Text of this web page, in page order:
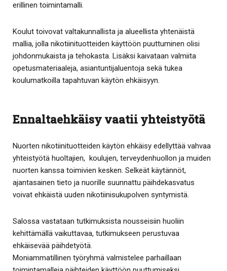
erillinen toimintamalli.
Koulut toivovat valtakunnallista ja alueellista yhtenäistä
mallia, jolla nikotiinituotteiden käyttöön puuttuminen olisi
johdonmukaista ja tehokasta. Lisäksi kaivataan valmiita
opetusmateriaaleja, asiantuntijaluentoja sekä tukea
koulumatkoilla tapahtuvan käytön ehkäisyyn.
Ennaltaehkäisy vaatii yhteistyötä
Nuorten nikotiinituotteiden käytön ehkäisy edellyttää vahvaa
yhteistyötä huoltajien, koulujen, terveydenhuollon ja muiden
nuorten kanssa toimivien kesken. Selkeät käytännöt,
ajantasainen tieto ja nuorille suunnattu päihdekasvatus
voivat ehkäistä uuden nikotiinisukupolven syntymistä.
Salossa vastataan tutkimuksista nousseisiin huoliin
kehittämällä vaikuttavaa, tutkimukseen perustuvaa
ehkäisevää päihdetyötä.
Moniammatillinen työryhmä valmistelee parhaillaan